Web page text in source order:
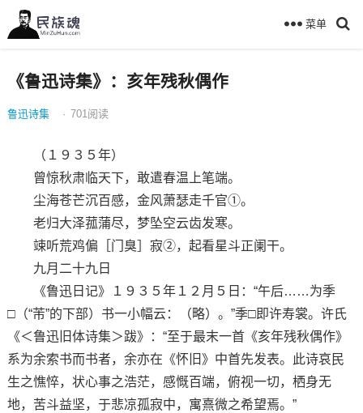
菜单
《鲁迅诗集》：亥年残秋偶作
鲁迅诗集 · 701 阅读
（１９３５年）
曾惊秋肃临天下，敢遣春温上笔端。
尘海苍芒沉百感，金风萧瑟走千官①。
老归大泽菰蒲尽，梦坠空云齿发寒。
竦听荒鸡偏［门臭］寂②，起看星斗正阑干。
九月二十九日
《鲁迅日记》１９３５年１２月５日：“午后……为季
□（“芾”的下部）书一小幅云：（略）。”季□即许寿裳。许氏
《＜鲁迅旧体诗集＞跋》：“至于最末一首《亥年残秋偶作》
系为余索书而书者，余亦在《怀旧》中首先发表。此诗哀民
生之憔悴，状心事之浩茫，感慨百端，俯视一切，栖身无
地，苦斗益坚，于悲凉孤寂中，寓熹微之希望焉。”